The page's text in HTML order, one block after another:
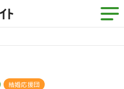
結婚応援団